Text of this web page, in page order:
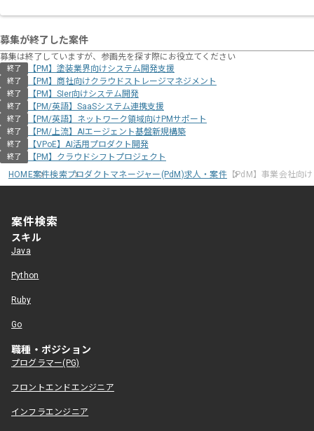
募集が終了した案件
募集は終了していますが、参画先を探す際にお役立てください
終了 【PM】塗装業界向けシステム開発支援
終了 【PM】商社向けクラウドストレージマネジメント
終了 【PM】SIer向けシステム開発
終了 【PM/英語】SaaSシステム連携支援
終了 【PM/英語】ネットワーク領域向けPMサポート
終了 【PM/上流】AIエージェント基盤新規構築
終了 【VPoE】AI活用プロダクト開発
終了
【PM】クラウドシフトプロジェクト
HOME案件検索プロダクトマネージャー(PdM)求人・案件【PdM】事業会社向
案件検索
スキル
Java
Python
Ruby
Go
職種・ポジション
プログラマー(PG)
フロントエンドエンジニア
インフラエンジニア